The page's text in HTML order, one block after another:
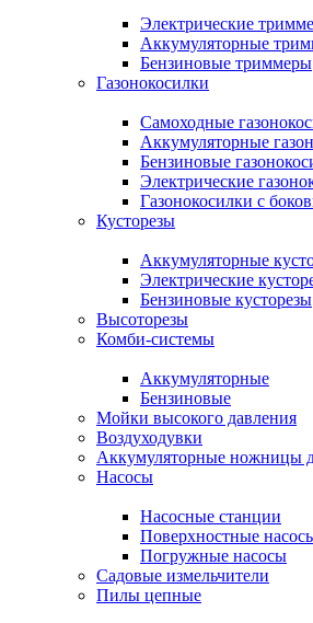
Электрические
Аккумуляторные
Бензиновые триммеры
Газонокосилки
Самоходные
Аккумуляторные
Бензиновые
Электрические
Газонокосилки с
Кусторезы
Аккумуляторные
Электрические
Бензиновые кусторезы
Высоторезы
Комби-системы
Аккумуляторные
Бензиновые
Мойки высокого давления
Воздуходувки
Аккумуляторные ножницы
Насосы
Насосные станции
Поверхностные
Погружные насосы
Садовые измельчители
Пилы цепные